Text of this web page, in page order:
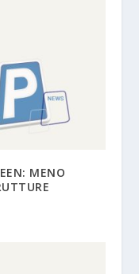
MENO